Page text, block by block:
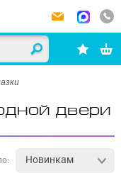
двери
Новинкам